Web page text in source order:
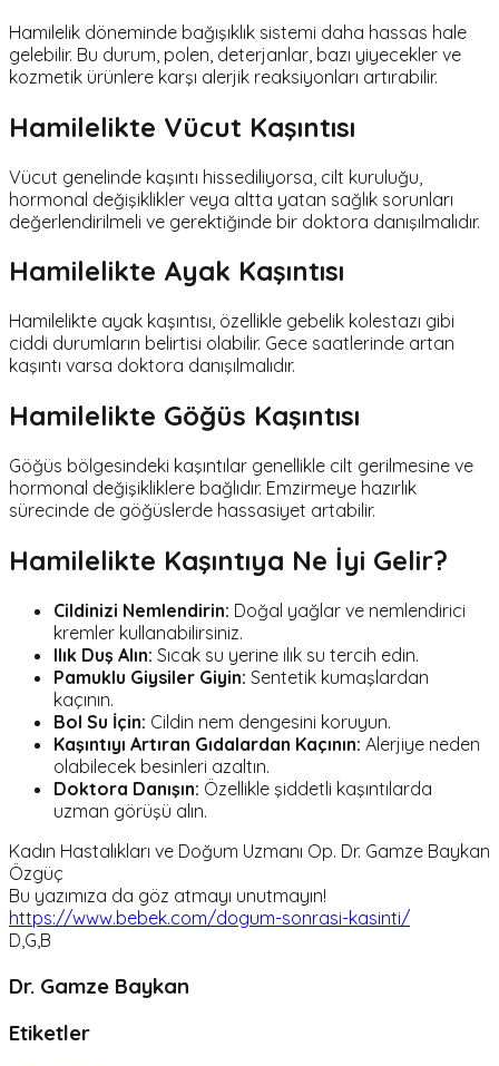
Hamilelik döneminde bağışıklık sistemi daha hassas hale
gelebilir. Bu durum, polen, deterjanlar, bazı yiyecekler ve
kozmetik ürünlere karşı alerjik reaksiyonları artırabilir.
Hamilelikte Vücut Kaşıntısı
Vücut genelinde kaşıntı hissediliyorsa, cilt kuruluğu,
hormonal değişiklikler veya altta yatan sağlık sorunları
değerlendirilmeli ve gerektiğinde bir doktora danışılmalıdır.
Hamilelikte Ayak Kaşıntısı
Hamilelikte ayak kaşıntısı, özellikle gebelik kolestazı gibi
ciddi durumların belirtisi olabilir. Gece saatlerinde artan
kaşıntı varsa doktora danışılmalıdır.
Hamilelikte Göğüs Kaşıntısı
Göğüs bölgesindeki kaşıntılar genellikle cilt gerilmesine ve
hormonal değişikliklere bağlıdır. Emzirmeye hazırlık
sürecinde de göğüslerde hassasiyet artabilir.
Hamilelikte Kaşıntıya Ne İyi Gelir?
Cildinizi Nemlendirin: Doğal yağlar ve nemlendirici
kremler kullanabilirsiniz.
Ilık Duş Alın: Sıcak su yerine ılık su tercih edin.
Pamuklu Giysiler Giyin: Sentetik kumaşlardan
kaçının.
Bol Su İçin: Cildin nem dengesini koruyun.
Kaşıntıyı Artıran Gıdalardan Kaçının: Alerjiye neden
olabilecek besinleri azaltın.
Doktora Danışın: Özellikle şiddetli kaşıntılarda
uzman görüşü alın.
Kadın Hastalıkları ve Doğum Uzmanı Op. Dr. Gamze Baykan
Özgüç
Bu yazımıza da göz atmayı unutmayın!
https://www.bebek.com/dogum-sonrasi-kasinti/
D,G,B
Dr. Gamze Baykan
Etiketler